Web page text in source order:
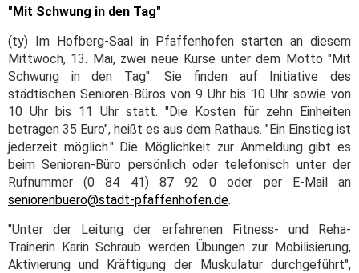
"Mit Schwung in den Tag"
(ty) Im Hofberg-Saal in Pfaffenhofen starten an diesem
Mittwoch, 13. Mai, zwei neue Kurse unter dem Motto "Mit
Schwung in den Tag". Sie finden auf Initiative des
städtischen Senioren-Büros von 9 Uhr bis 10 Uhr sowie von
10 Uhr bis 11 Uhr statt. "Die Kosten für zehn Einheiten
betragen 35 Euro", heißt es aus dem Rathaus. "Ein Einstieg ist
jederzeit möglich." Die Möglichkeit zur Anmeldung gibt es
beim Senioren-Büro persönlich oder telefonisch unter der
Rufnummer (0 84 41) 87 92 0 oder per E-Mail an
seniorenbuero@stadt-pfaffenhofen.de.
"Unter der Leitung der erfahrenen Fitness- und Reha-
Trainerin Karin Schraub werden Übungen zur Mobilisierung,
Aktivierung und Kräftigung der Muskulatur durchgeführt",